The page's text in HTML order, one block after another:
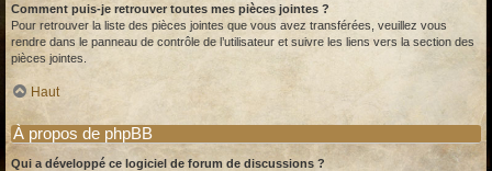
Comment puis-je retrouver toutes mes pièces jointes ?
Pour retrouver la liste des pièces jointes que vous avez transférées, veuillez vous
rendre dans le panneau de contrôle de l’utilisateur et suivre les liens vers la section des
pièces jointes.
Haut
À propos de phpBB
Qui a développé ce logiciel de forum de discussions ?